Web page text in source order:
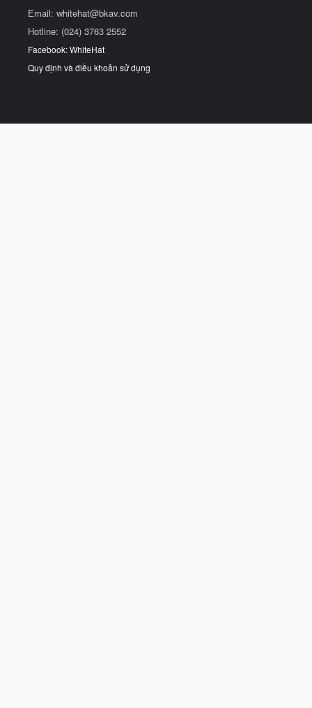
Email: whitehat@bkav.com
Hotline: (024) 3763 2552
Facebook: WhiteHat
Quy định và điều khoản sử dụng